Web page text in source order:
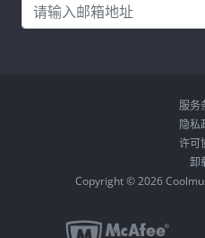
服务
隐私
许可
卸
Copyright © 2026